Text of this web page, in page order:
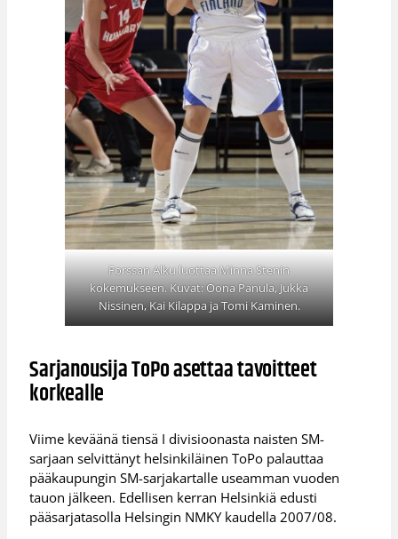
Forssan Alku luottaa Minna Stenin
kokemukseen. Kuvat: Oona Panula, Jukka
Nissinen, Kai Kilappa ja Tomi Kaminen.
Sarjanousija ToPo asettaa tavoitteet
korkealle
Viime keväänä tiensä I divisioonasta naisten SM-
sarjaan selvittänyt helsinkiläinen ToPo palauttaa
pääkaupungin SM-sarjakartalle useamman vuoden
tauon jälkeen. Edellisen kerran Helsinkiä edusti
pääsarjatasolla Helsingin NMKY kaudella 2007/08.